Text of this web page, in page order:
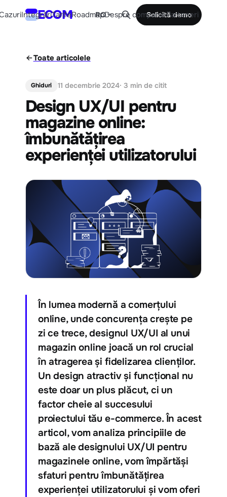
ECOM
IntegrăriTarifeRoadmapDespre companieParteneri
RO Solicită demo
Toate articolele
Ghiduri 11 decembrie 2024· 3 min de citit
Design UX/UI pentru
magazine online:
îmbunătățirea
experienței utilizatorului
În lumea modernă a comerțului
online, unde concurența crește pe
zi ce trece, designul UX/UI al unui
magazin online joacă un rol crucial
în atragerea și fidelizarea clienților.
Un design atractiv și funcțional nu
este doar un plus plăcut, ci un
factor cheie al succesului
proiectului tău e-commerce. În acest
articol, vom analiza principiile de
bază ale designului UX/UI pentru
magazinele online, vom împărtăși
sfaturi pentru îmbunătățirea
experienței utilizatorului și vom oferi